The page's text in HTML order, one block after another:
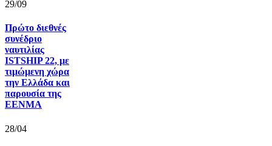
29/09
Πρώτο διεθνές
συνέδριο
ναυτιλίας
ISTSHIP 22, με
τιμώμενη χώρα
την Ελλάδα και
παρουσία της
ΕΕΝΜΑ
28/04